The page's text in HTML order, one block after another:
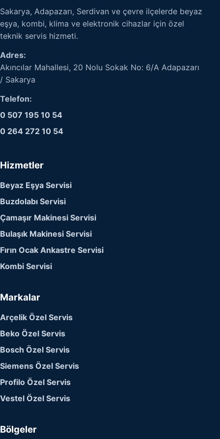
Sakarya, Adapazarı, Serdivan ve çevre ilçelerde beyaz
eşya, kombi, klima ve elektronik cihazlar için özel
teknik servis hizmeti.
Adres:
Akıncılar Mahallesi, 20 Nolu Sokak No: 6/A Adapazarı
/ Sakarya
Telefon:
0 507 195 10 54
0 264 272 10 54
Hizmetler
Beyaz Eşya Servisi
Buzdolabı Servisi
Çamaşır Makinesi Servisi
Bulaşık Makinesi Servisi
Fırın Ocak Ankastre Servisi
Kombi Servisi
Markalar
Arçelik Özel Servis
Beko Özel Servis
Bosch Özel Servis
Siemens Özel Servis
Profilo Özel Servis
Vestel Özel Servis
Bölgeler